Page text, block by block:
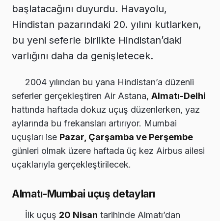
başlatacağını duyurdu. Havayolu,
Hindistan pazarındaki 20. yılını kutlarken,
bu yeni seferle birlikte Hindistan’daki
varlığını daha da genişletecek.
2004 yılından bu yana Hindistan’a düzenli
seferler gerçekleştiren Air Astana, Almatı-Delhi
hattında haftada dokuz uçuş düzenlerken, yaz
aylarında bu frekansları artırıyor. Mumbai
uçuşları ise Pazar, Çarşamba ve Perşembe
günleri olmak üzere haftada üç kez Airbus ailesi
uçaklarıyla gerçekleştirilecek.
Almatı-Mumbai uçuş detayları
İlk uçuş 20 Nisan tarihinde Almatı’dan